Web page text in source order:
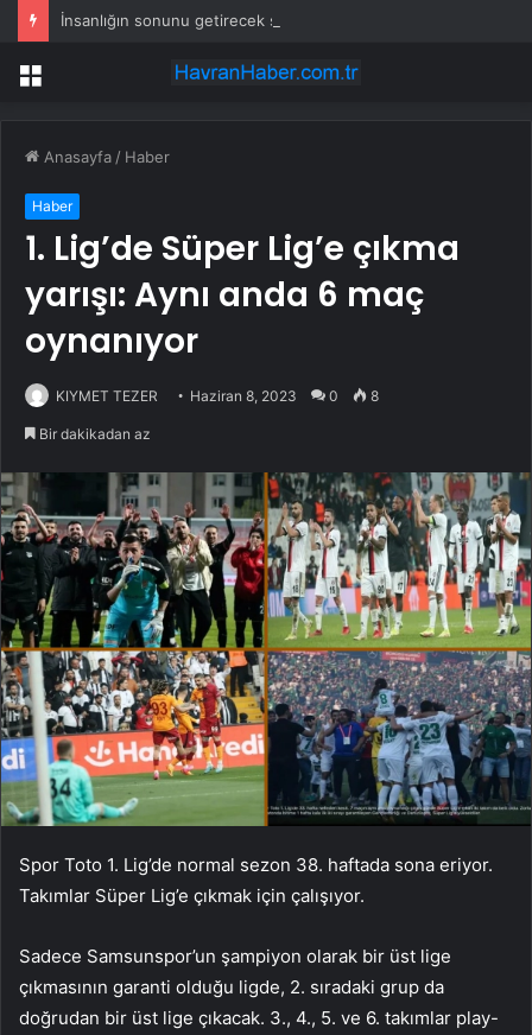
Menü
Anasayfa / Haber
Haber
1. Lig’de Süper Lig’e çıkma
yarışı: Aynı anda 6 maç
oynanıyor
KIYMET TEZER Haziran 8, 2023 0 8
Bir dakikadan az
Spor Toto 1. Lig’de normal sezon 38. haftada sona eriyor.
Takımlar Süper Lig’e çıkmak için çalışıyor.
Sadece Samsunspor’un şampiyon olarak bir üst lige
çıkmasının garanti olduğu ligde, 2. sıradaki grup da
doğrudan bir üst lige çıkacak. 3., 4., 5. ve 6. takımlar play-